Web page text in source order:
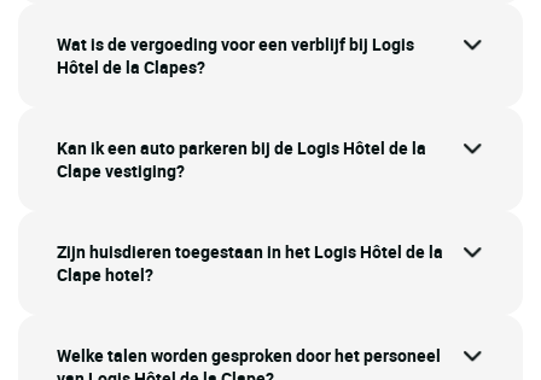
Wat is de vergoeding voor een verblijf bij Logis
Hôtel de la Clapes?
Kan ik een auto parkeren bij de Logis Hôtel de la
Clape vestiging?
Zijn huisdieren toegestaan in het Logis Hôtel de la
Clape hotel?
Welke talen worden gesproken door het personeel